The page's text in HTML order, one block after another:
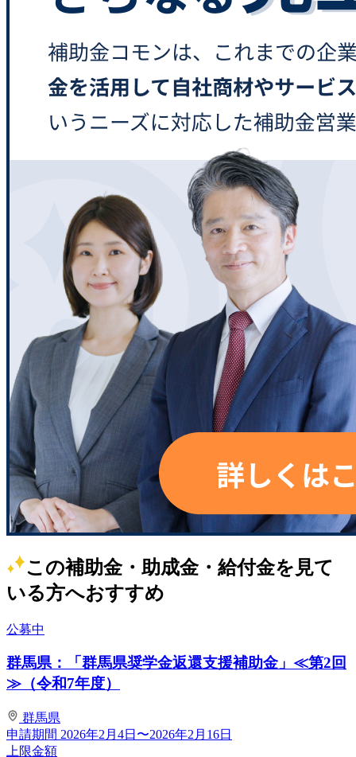
この補助金・助成金・給付金を見て
いる方へおすすめ
公募中
群馬県：「群馬県奨学金返還支援補助金」≪第2回
≫（令和7年度）
群馬県
申請期間 2026年2月4日〜2026年2月16日
上限金額